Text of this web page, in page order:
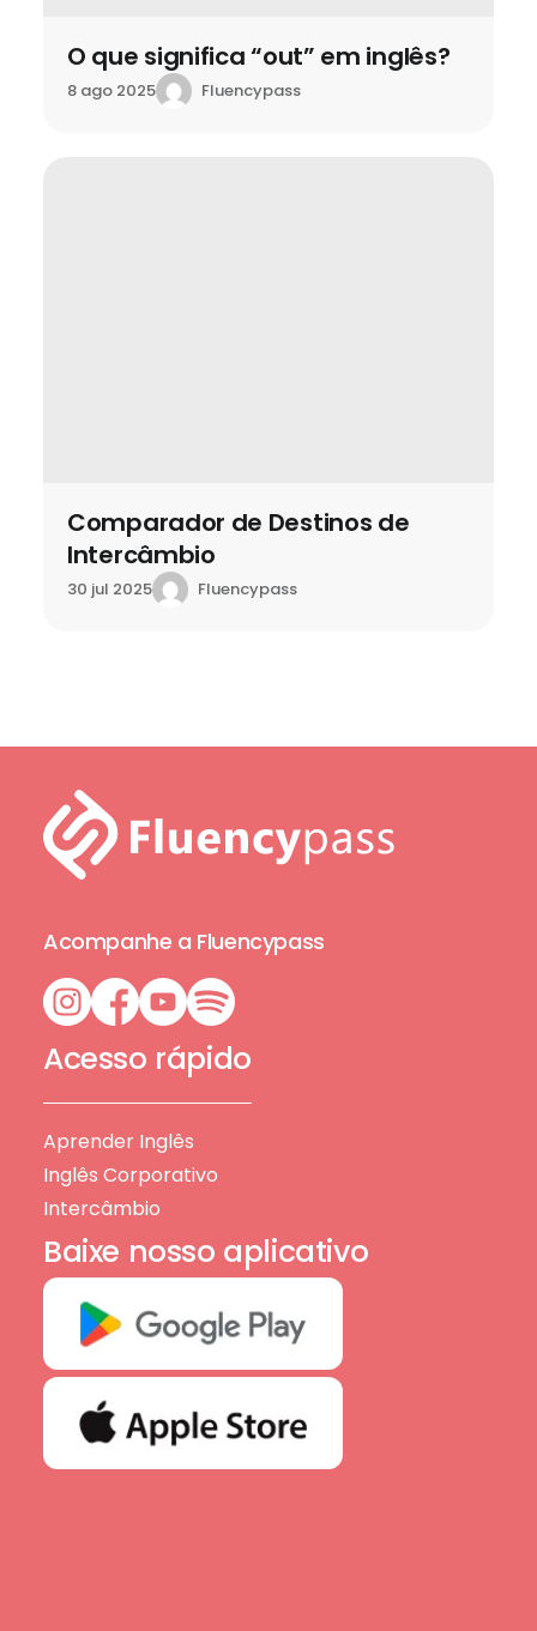
O que significa “out” em inglês?
8 ago 2025 Fluencypass
Comparador de Destinos de
Intercâmbio
30 jul 2025 Fluencypass
Acompanhe a Fluencypass
Acesso rápido
Aprender Inglês
Inglês Corporativo
Intercâmbio
Baixe nosso aplicativo